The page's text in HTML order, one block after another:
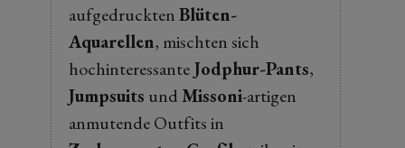
aufgedrucktenBlüten-
Aquarellen, mischten sich
hochinteressanteJodphur-Pants,
Jumpsuits undMissoni-artigen
anmutende Outfits in